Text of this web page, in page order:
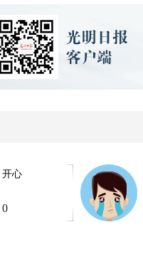
开心
0